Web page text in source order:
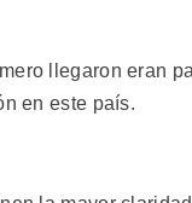
llegaron eran
en este país.